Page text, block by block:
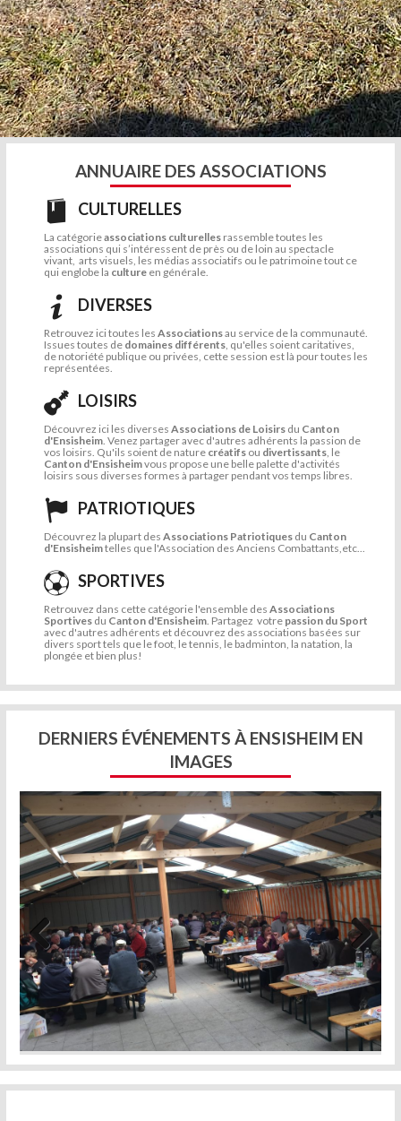
ANNUAIRE DES ASSOCIATIONS
CULTURELLES
La catégorieassociations culturelles rassemble toutes les
associations qui s’intéressent de près ou de loin au spectacle
vivant, arts visuels, les médias associatifs ou le patrimoine tout ce
qui englobe la culture en générale.
DIVERSES
Retrouvez ici toutes les Associationsau service de la communauté.
Issues toutes de domaines différents , qu'elles soient caritatives,
de notoriété publique ou privées, cette session est là pour toutes les
représentées.
LOISIRS
Découvrez ici les diverses Associations de Loisirs du Canton
d'Ensisheim . Venez partager avec d'autres adhérents la passion de
vos loisirs. Qu'ils soient de nature créatifs ou divertissants , le
Canton d'Ensisheimvous propose une belle palette d'activités
loisirs sous diverses formes à partager pendant vos temps libres.
PATRIOTIQUES
Découvrez la plupart des Associations Patriotiques du Canton
d'Ensisheimtelles que l'Association des Anciens Combattants,etc...
SPORTIVES
Retrouvez dans cette catégorie l'ensemble des Associations
Sportives du Canton d'Ensisheim . Partagez votre passion du Sport
avec d'autres adhérents et découvrez des associations basées sur
divers sport tels que le foot, le tennis, le badminton, la natation, la
plongée et bien plus!
DERNIERS ÉVÉNEMENTS À ENSISHEIM EN
IMAGES
Previous Next